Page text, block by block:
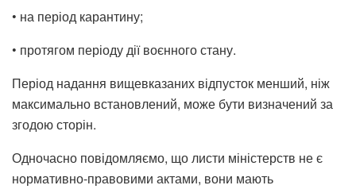
• на період карантину;
• протягом періоду дії воєнного стану.
Період надання вищевказаних відпусток менший, ніж
максимально встановлений, може бути визначений за
згодою сторін.
Одночасно повідомляємо, що листи міністерств не є
нормативно-правовими актами, вони мають